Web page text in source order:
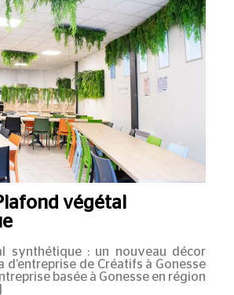
végétal
synthétique : un nouveau décor
d’entreprise de Créatifs à Gonesse
basée à Gonesse en région